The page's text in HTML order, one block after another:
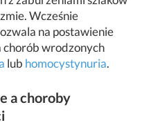
Wcześnie
na postawienie
wrodzonych
lub homocystynuria.
a choroby